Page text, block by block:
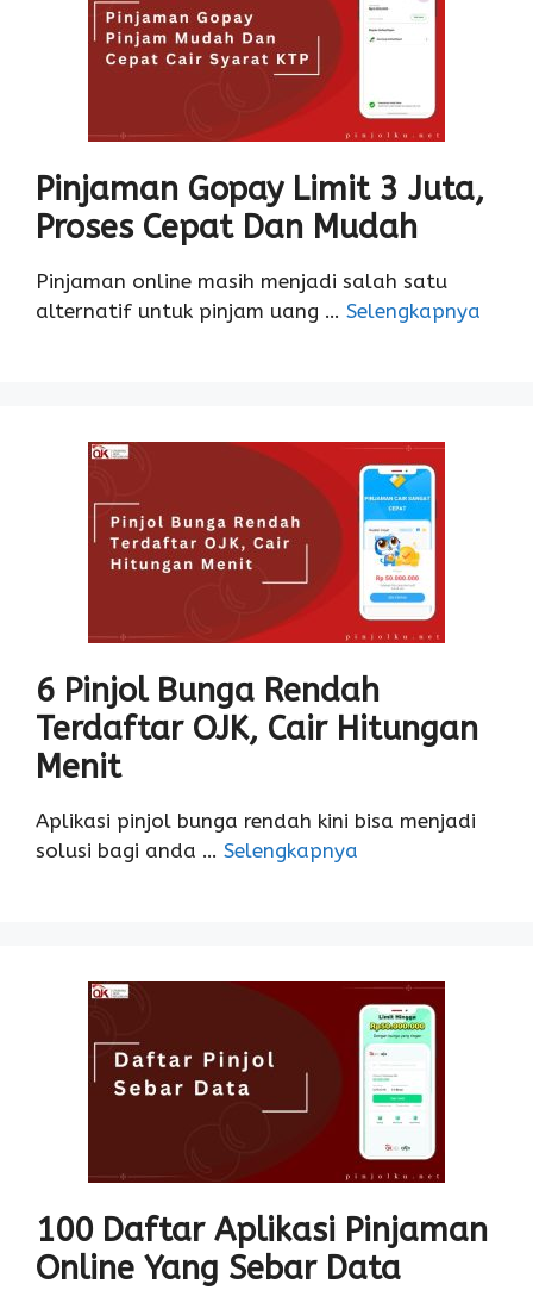
Pinjaman Gopay Limit 3 Juta,
Proses Cepat Dan Mudah
Pinjaman online masih menjadi salah satu
alternatif untuk pinjam uang … Selengkapnya
6 Pinjol Bunga Rendah
Terdaftar OJK, Cair Hitungan
Menit
Aplikasi pinjol bunga rendah kini bisa menjadi
solusi bagi anda … Selengkapnya
100 Daftar Aplikasi Pinjaman
Online Yang Sebar Data